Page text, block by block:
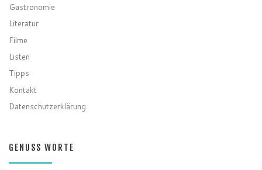
Gastronomie
Literatur
Filme
Listen
Tipps
Kontakt
Datenschutzerklärung
GENUSS WORTE